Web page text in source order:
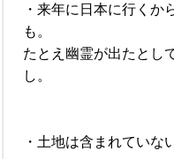
・来年に日本に行くか
も。
たとえ幽霊が出たとし
し。
・土地は含まれていな